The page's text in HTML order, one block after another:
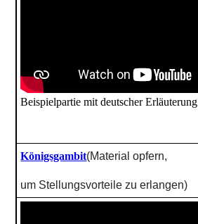
Beispielpartiemit deutscher Erläuterung
Königsgambit(Material opfern,
um Stellungsvorteile zu erlangen)